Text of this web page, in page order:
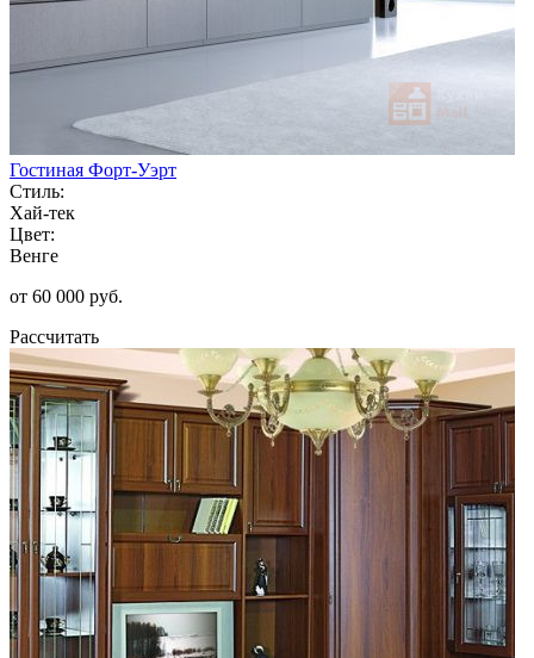
Гостиная Форт-Уэрт
Стиль:
Хай-тек
Цвет:
Венге
от 60 000 руб.
Рассчитать